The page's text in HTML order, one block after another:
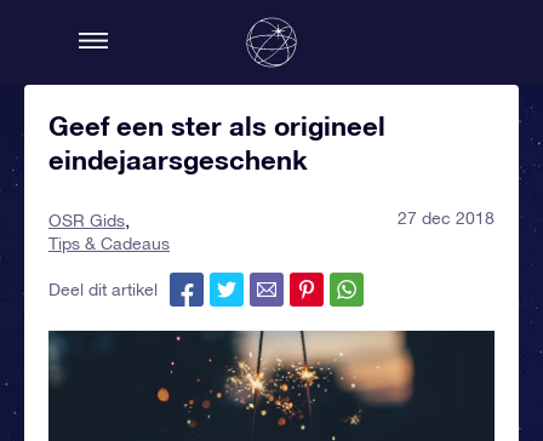
Geef een ster als origineel
eindejaarsgeschenk
OSR Gids
Tips & Cadeaus
27 dec 2018
Deel dit artikel